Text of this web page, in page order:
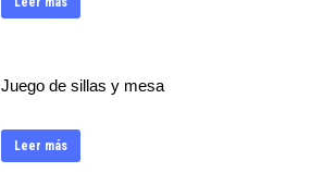
Juego de sillas y mesa
Leer más